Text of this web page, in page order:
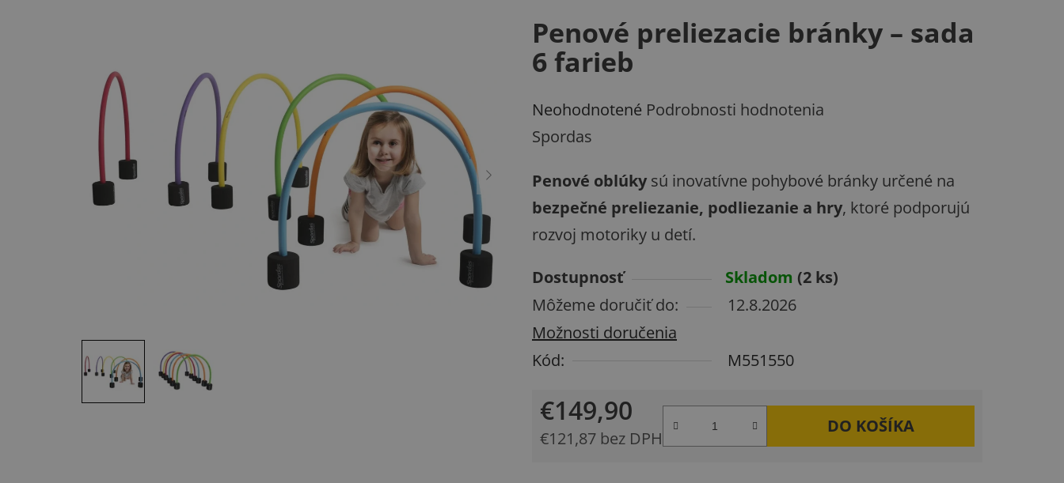
Penové preliezacie bránky – sada
6 farieb
Priemerné
hodnotenie
je
0,0
z
5
hviezdičiek.
Neohodnotené Podrobnosti hodnotenia
Spordas
Penové oblúky sú inovatívne pohybové bránky určené na
bezpečné preliezanie, podliezanie a hry, ktoré podporujú
rozvoj motoriky u detí.
Dostupnosť
Skladom (2 ks)
Môžeme doručiť do:
12.8.2026
Možnosti doručenia
Kód:
M551550
€149,90
€121,87 bez DPH
DO KOŠÍKA